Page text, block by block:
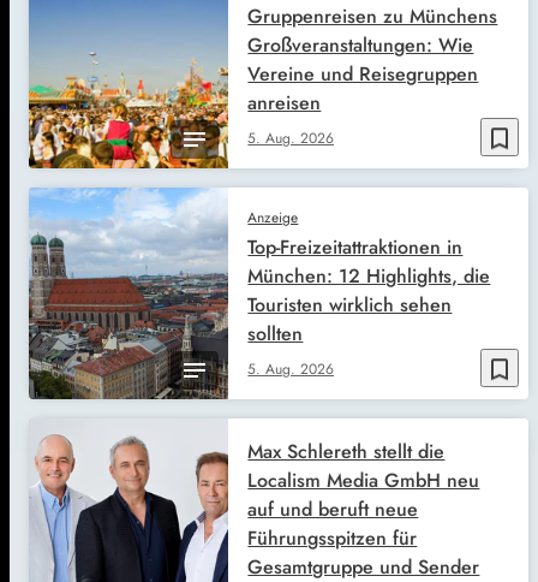
bookmark_border
5. Aug. 2026
Gruppenreisen zu Münchens
Großveranstaltungen: Wie
Vereine und Reisegruppen
anreisen
bookmark_border
Anzeige
5. Aug. 2026
Top-Freizeitattraktionen in
München: 12 Highlights, die
Touristen wirklich sehen
sollten
Max Schlereth stellt die
Localism Media GmbH neu
auf und beruft neue
Führungsspitzen für
Gesamtgruppe und Sender